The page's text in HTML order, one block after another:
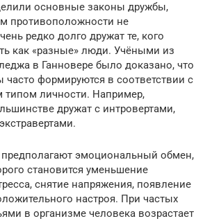
основные законы дружбы,
противоположности не
редко долго дружат те, кого
как «разные» люди. Учёными из
в Ганновере было доказано, что
формируются в соответствии с
типом личности. Например,
дружат с интровертами,
эмоциональный обмен,
становится уменьшение
снятие напряжения, появление
настроя. При частых
в организме человека возрастает